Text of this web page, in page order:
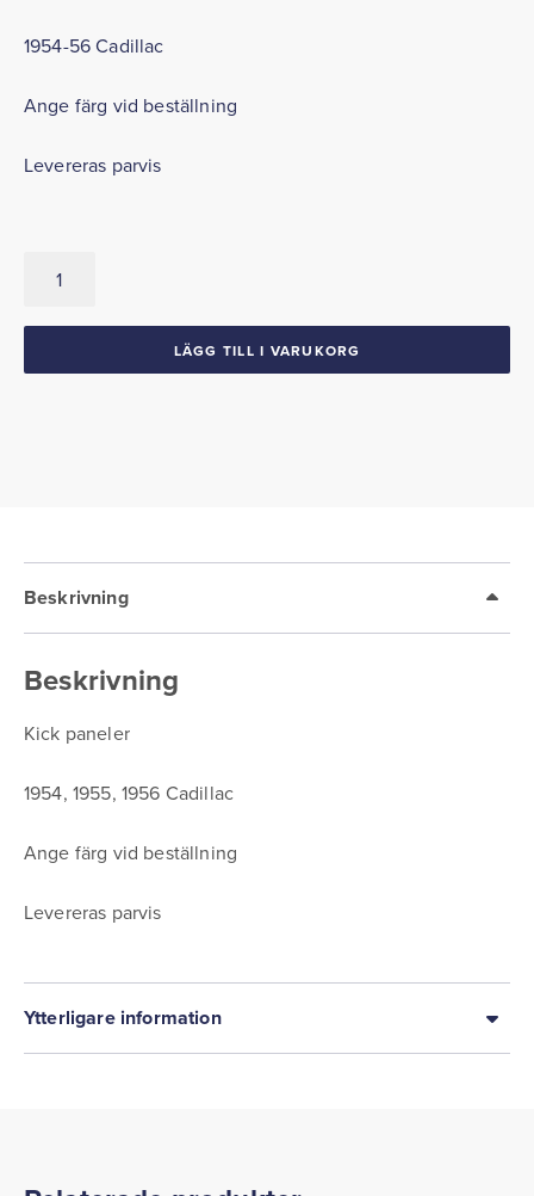
1954-56 Cadillac
Ange färg vid beställning
Levereras parvis
paneler
LÄGG TILL I VARUKORG
Beskrivning
Beskrivning
Kick paneler
1954, 1955, 1956 Cadillac
Ange färg vid beställning
Levereras parvis
Ytterligare information